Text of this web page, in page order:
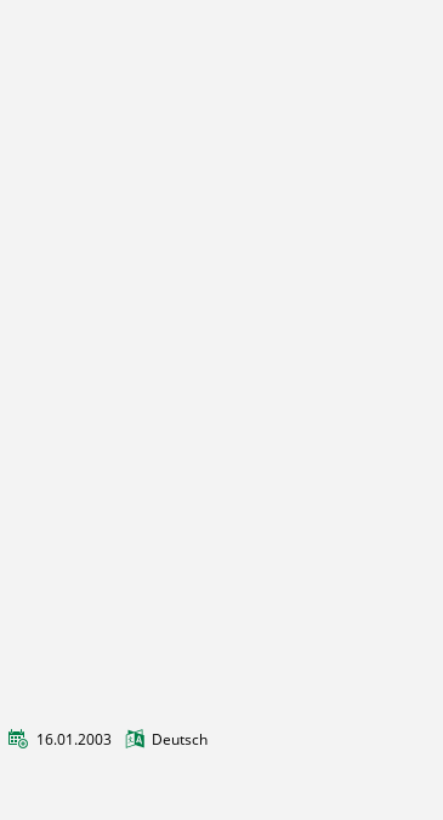
16.01.2003 Deutsch